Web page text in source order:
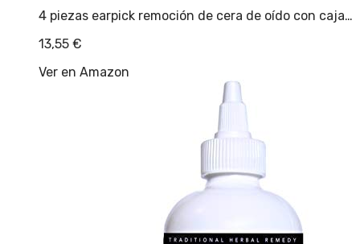
4 piezas earpick remoción de cera de oído con caja…
13,55 €
Ver en Amazon